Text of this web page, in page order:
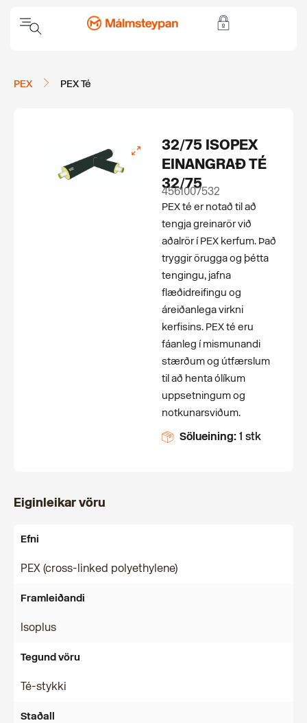
PEX PEX Té
32/75 ISOPEX
EINANGRAÐ TÉ
32/75
4561007532
PEX té er notað til að
tengja greinarör við
aðalrör í PEX kerfum. Það
tryggir örugga og þétta
tengingu, jafna
flæðidreifingu og
áreiðanlega virkni
kerfisins. PEX té eru
fáanleg í mismunandi
stærðum og útfærslum
til að henta ólíkum
uppsetningum og
notkunarsviðum.
Sölueining:1 stk
Eiginleikar vöru
Efni
PEX (cross-linked polyethylene)
Framleiðandi
Isoplus
Tegund vöru
Té-stykki
Staðall